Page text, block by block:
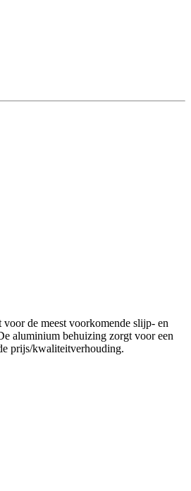
de meest voorkomende slijp- en
aluminium behuizing zorgt voor een
prijs/kwaliteitverhouding.